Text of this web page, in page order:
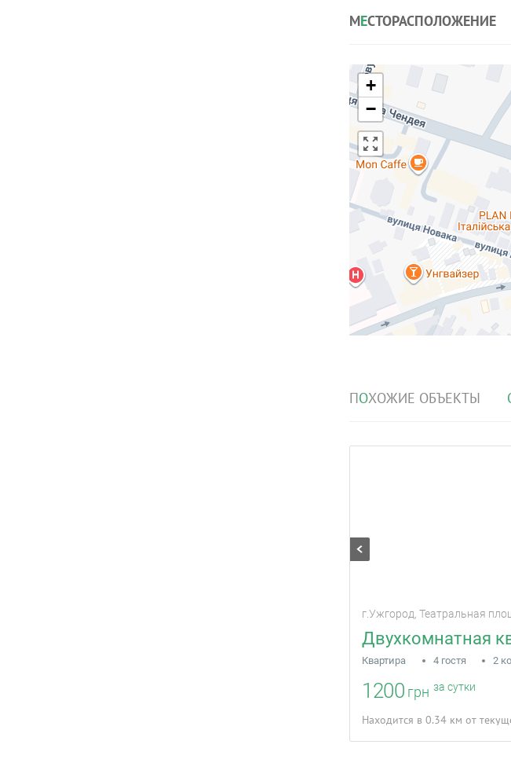
МЕСТОРАСПОЛОЖЕНИЕ
+
−
ПОХОЖИЕ ОБЪЕКТЫ
г.Ужгород, Театральная
Квартира 4 гостя 2
1200 грн за сутки